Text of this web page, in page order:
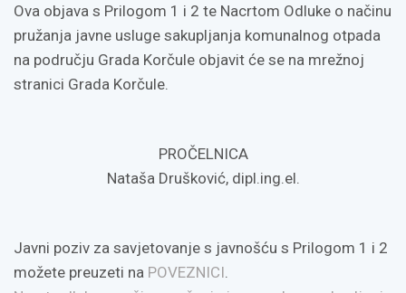
Ova objava s Prilogom 1 i 2 te Nacrtom Odluke o načinu
pružanja javne usluge sakupljanja komunalnog otpada
na području Grada Korčule objavit će se na mrežnoj
stranici Grada Korčule.
PROČELNICA
Nataša Drušković, dipl.ing.el.
Javni poziv za savjetovanje s javnošću s Prilogom 1 i 2
možete preuzeti na POVEZNICI.